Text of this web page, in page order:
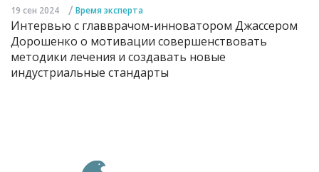
19 сен 2024 / Время эксперта
Интервью с главврачом-инноватором Джассером
Дорошенко о мотивации совершенствовать
методики лечения и создавать новые
индустриальные стандарты